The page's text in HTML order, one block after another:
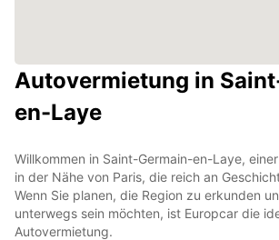
Autovermietung in
en-Laye
Willkommen in Saint-Germain-en-Laye,
in der Nähe von Paris, die reich an
Wenn Sie planen, die Region zu erkunden
unterwegs sein möchten, ist Europcar die
Autovermietung.